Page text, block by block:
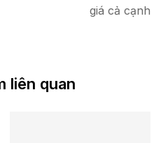
giá cả cạnh
liên quan